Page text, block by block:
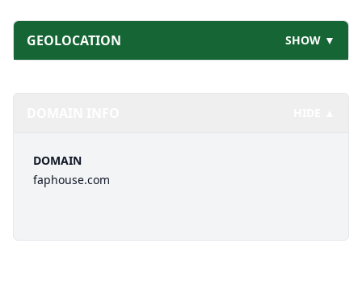
GEOLOCATION SHOW ▼
DOMAIN
faphouse.com